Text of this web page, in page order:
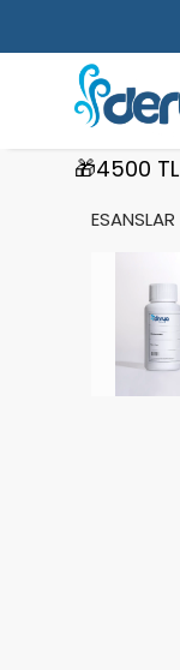
🎁4500 TL ve
ESANSLAR